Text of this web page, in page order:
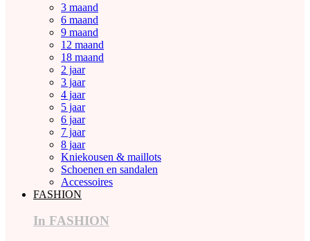
3 maand
6 maand
9 maand
12 maand
18 maand
2 jaar
3 jaar
4 jaar
5 jaar
6 jaar
7 jaar
8 jaar
Kniekousen & maillots
Schoenen en sandalen
Accessoires
FASHION
In FASHION